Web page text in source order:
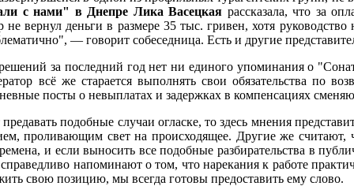
с нами" в Днепре Лика Васецкая рассказала, что за
вернул деньги в размере 35 тыс. гривен, хотя
— говорит собеседница. Есть и другие
за последний год нет ни единого упоминания о
всё же старается выполнять свои обязательства
посты о невыплатах и задержках в компенсациях
подобные случаи огласке, то здесь мнения
проливающим свет на происходящее. Другие же
и если выносить все подобные разбирательства в
напоминают о том, что нарекания к работе
свою позицию, мы всегда готовы предоставить ему слово.